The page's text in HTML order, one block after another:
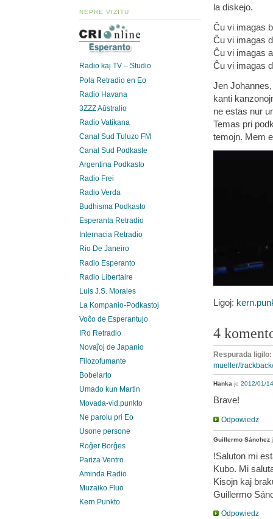
la diskejo.
Ĉu vi imagas
Ĉu vi imagas
Ĉu vi imagas
Ĉu vi imagas
Jen
kanti
ne estas nur
Temas pri
temojn. Mem
Ligoj:
4
Respurada ligilo:
mueller/trackback/
Hanka je 2012/01/
Brave!
Odpowiedz
Guillermo Sánchez
!Saluton mi
Kubo. Mi
Kisojn kaj
Guillermo
Odpowiedz
NEPRE VIZITU
Radio kaj TV – Studio
Pola Retradio en Eo
Radio Havana
3ZZZ Aŭstralio
Radio Vatikana
Canal Sud Tuluzo FM
Canal Sud Podkaste
Argentina Podkasto
Radio Frei
Radio Verda
Budhisma Podkasto
Esperanta Retradio
Internacia Retradio
Rio De Janeiro
Radio Esperanto
Radio Libertaire
Luis J.S. Morales
La Kompanio-Podkastoj
Voĉo de Esperantujo
IRo Retradio
Novaĵoj de Japanio
Filozofumante
Bobelarto
Umado kun Martin
Movada-vid.punkto
Ne parolu pri Eo
Usone persone
Roĝer Borĝes
Pariza Ventro
Aminda Radio
Muzaiko.Fluo
Kern.Punkto